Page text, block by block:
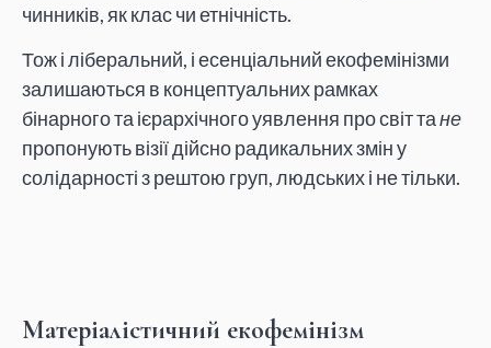
чинників, як клас чи етнічність.
Тож і ліберальний, і есенціальний екофемінізми
залишаються в концептуальних рамках
бінарного та ієрархічного уявлення про світ тане
пропонують візії дійсно радикальних змін у
солідарності з рештою груп, людських і не тільки.
Матеріалістичний екофемінізм